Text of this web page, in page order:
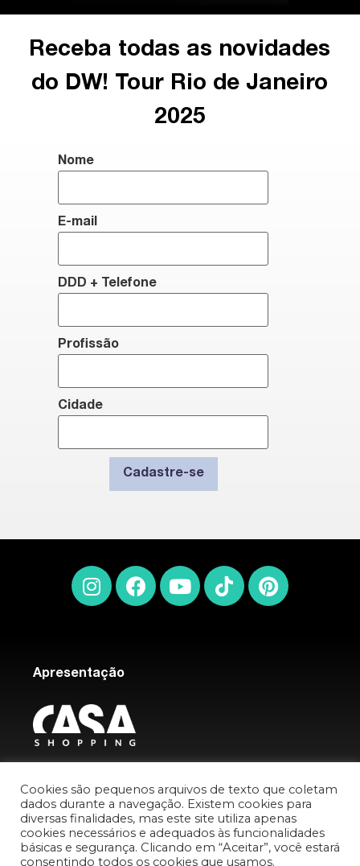
Receba todas as novidades
do DW! Tour Rio de Janeiro
2025
Nome
E-mail
DDD + Telefone
Profissão
Cidade
Apresentação
Cookies são pequenos arquivos de texto que coletam
dados durante a navegação. Existem cookies para
diversas finalidades, mas este site utiliza apenas
cookies necessários e adequados às funcionalidades
básicas e segurança. Clicando em “Aceitar”, você estará
consentindo todos os cookies que usamos.